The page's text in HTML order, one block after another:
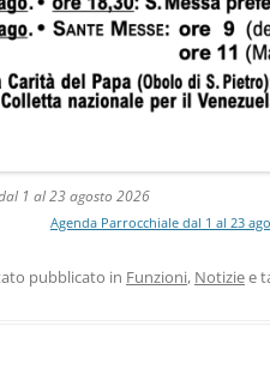
1 al 23 agosto 2026
Agenda Parrocchiale dal 1 al 23
pubblicato in Funzioni, Notiziee